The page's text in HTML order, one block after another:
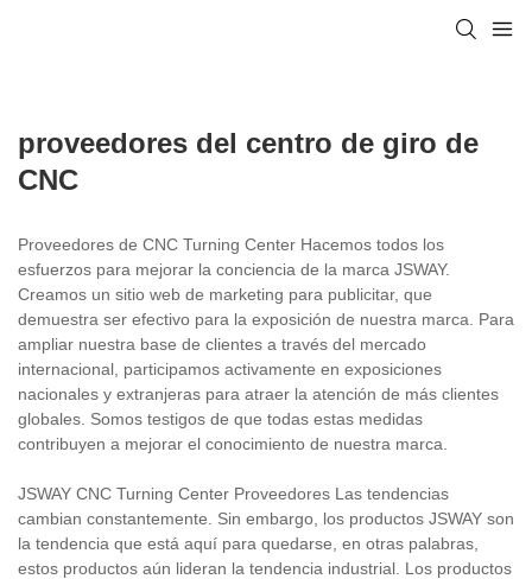
proveedores del centro de giro de
CNC
Proveedores de CNC Turning Center Hacemos todos los
esfuerzos para mejorar la conciencia de la marca JSWAY.
Creamos un sitio web de marketing para publicitar, que
demuestra ser efectivo para la exposición de nuestra marca. Para
ampliar nuestra base de clientes a través del mercado
internacional, participamos activamente en exposiciones
nacionales y extranjeras para atraer la atención de más clientes
globales. Somos testigos de que todas estas medidas
contribuyen a mejorar el conocimiento de nuestra marca.
JSWAY CNC Turning Center Proveedores Las tendencias
cambian constantemente. Sin embargo, los productos JSWAY son
la tendencia que está aquí para quedarse, en otras palabras,
estos productos aún lideran la tendencia industrial. Los productos